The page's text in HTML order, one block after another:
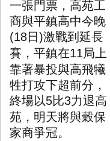
一張門票，高苑工
商與平鎮高中今晚
(18日)激戰到延長
賽，平鎮在11局上
靠著暴投與高飛犧
牲打攻下超前分，
終場以5比3力退高
苑，明天將與穀保
家商爭冠。